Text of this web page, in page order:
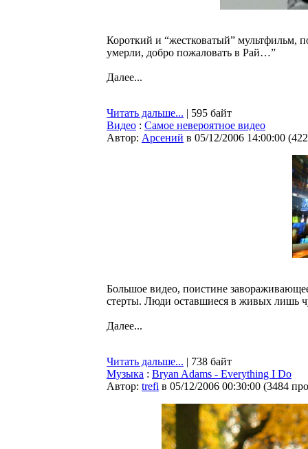
Короткий и “жестковатый” мультфильм,
умерли, добро пожаловать в Рай…”
Далее...
Читать дальше... | 595 байт
Видео : Самое невероятное видео
Автор: Арсений в 05/12/2006 14:00:00 (
Большое видео, поистине
стерты. Люди оставшиеся в живых лишь
Далее...
Читать дальше... | 738 байт
Музыка : Bryan Adams - Everything I Do
Автор: trefi в 05/12/2006 00:30:00 (3484